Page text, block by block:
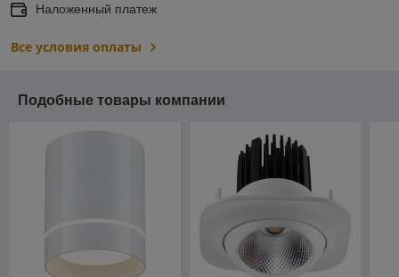
Наложенный платеж
Все условия оплаты
Подобные товары компании